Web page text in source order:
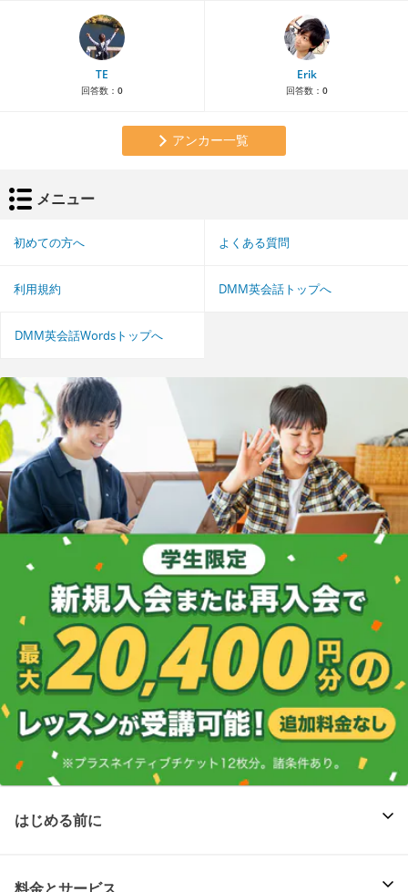
TE
回答数： 0
Erik
回答数： 0
アンカー一覧
メニュー
初めての方へ よくある質問
利用規約 DMM英会話トップへ
DMM英会話Wordsトップへ
はじめる前に